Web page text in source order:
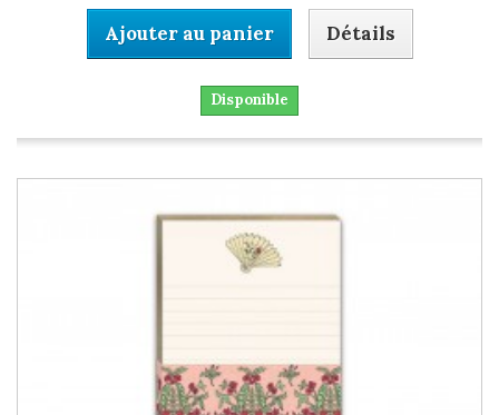
Ajouter au panier Détails
Disponible